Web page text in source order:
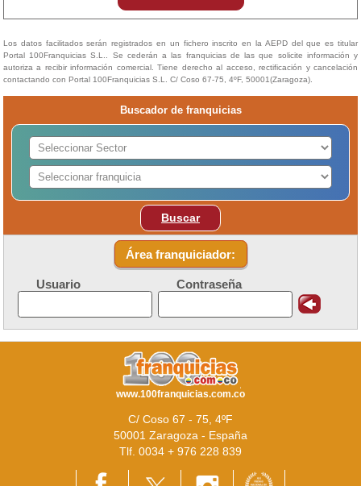
Los datos facilitados serán registrados en un fichero inscrito en la AEPD del que es titular
Portal 100Franquicias S.L.. Se cederán a las franquicias de las que solicite información y
autoriza a recibir información comercial. Tiene derecho al acceso, rectificación y cancelación
contactando con Portal 100Franquicias S.L. C/ Coso 67-75, 4ºF, 50001(Zaragoza).
Buscador de franquicias
Buscar
Área franquiciador:
Usuario Contraseña
www.100franquicias.com.co
C/ Coso 67 - 75, 4ºF
50001 Zaragoza - España
Tlf. 0034 + 976 228 839